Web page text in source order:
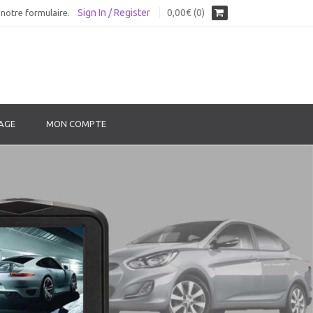
formulaire. Sign In / Register 0,00€ (0)
MON COMPTE